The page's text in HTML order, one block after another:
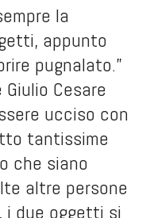
la
appunto
pugnalato.”
Cesare
ucciso con
tantissime
che siano
altre persone
i due oggetti si